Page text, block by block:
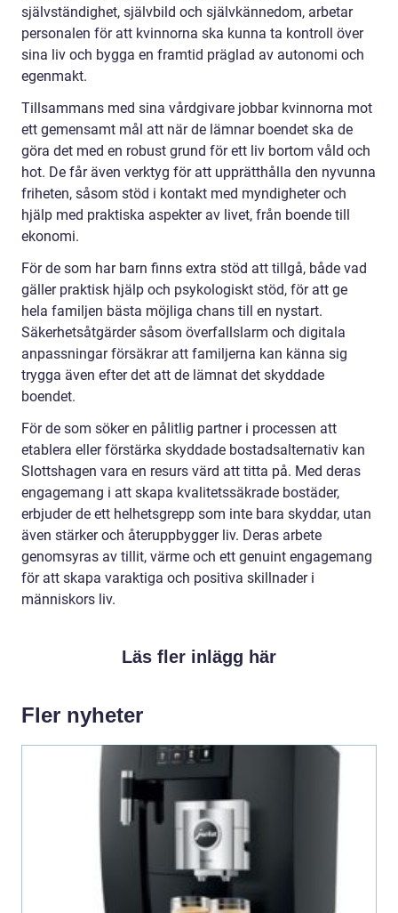
självständighet, självbild och självkännedom, arbetar
personalen för att kvinnorna ska kunna ta kontroll över
sina liv och bygga en framtid präglad av autonomi och
egenmakt.
Tillsammans med sina vårdgivare jobbar kvinnorna mot
ett gemensamt mål att när de lämnar boendet ska de
göra det med en robust grund för ett liv bortom våld och
hot. De får även verktyg för att upprätthålla den nyvunna
friheten, såsom stöd i kontakt med myndigheter och
hjälp med praktiska aspekter av livet, från boende till
ekonomi.
För de som har barn finns extra stöd att tillgå, både vad
gäller praktisk hjälp och psykologiskt stöd, för att ge
hela familjen bästa möjliga chans till en nystart.
Säkerhetsåtgärder såsom överfallslarm och digitala
anpassningar försäkrar att familjerna kan känna sig
trygga även efter det att de lämnat det skyddade
boendet.
För de som söker en pålitlig partner i processen att
etablera eller förstärka skyddade bostadsalternativ kan
Slottshagen vara en resurs värd att titta på. Med deras
engagemang i att skapa kvalitetssäkrade bostäder,
erbjuder de ett helhetsgrepp som inte bara skyddar, utan
även stärker och återuppbygger liv. Deras arbete
genomsyras av tillit, värme och ett genuint engagemang
för att skapa varaktiga och positiva skillnader i
människors liv.
Läs fler inlägg här
Fler nyheter